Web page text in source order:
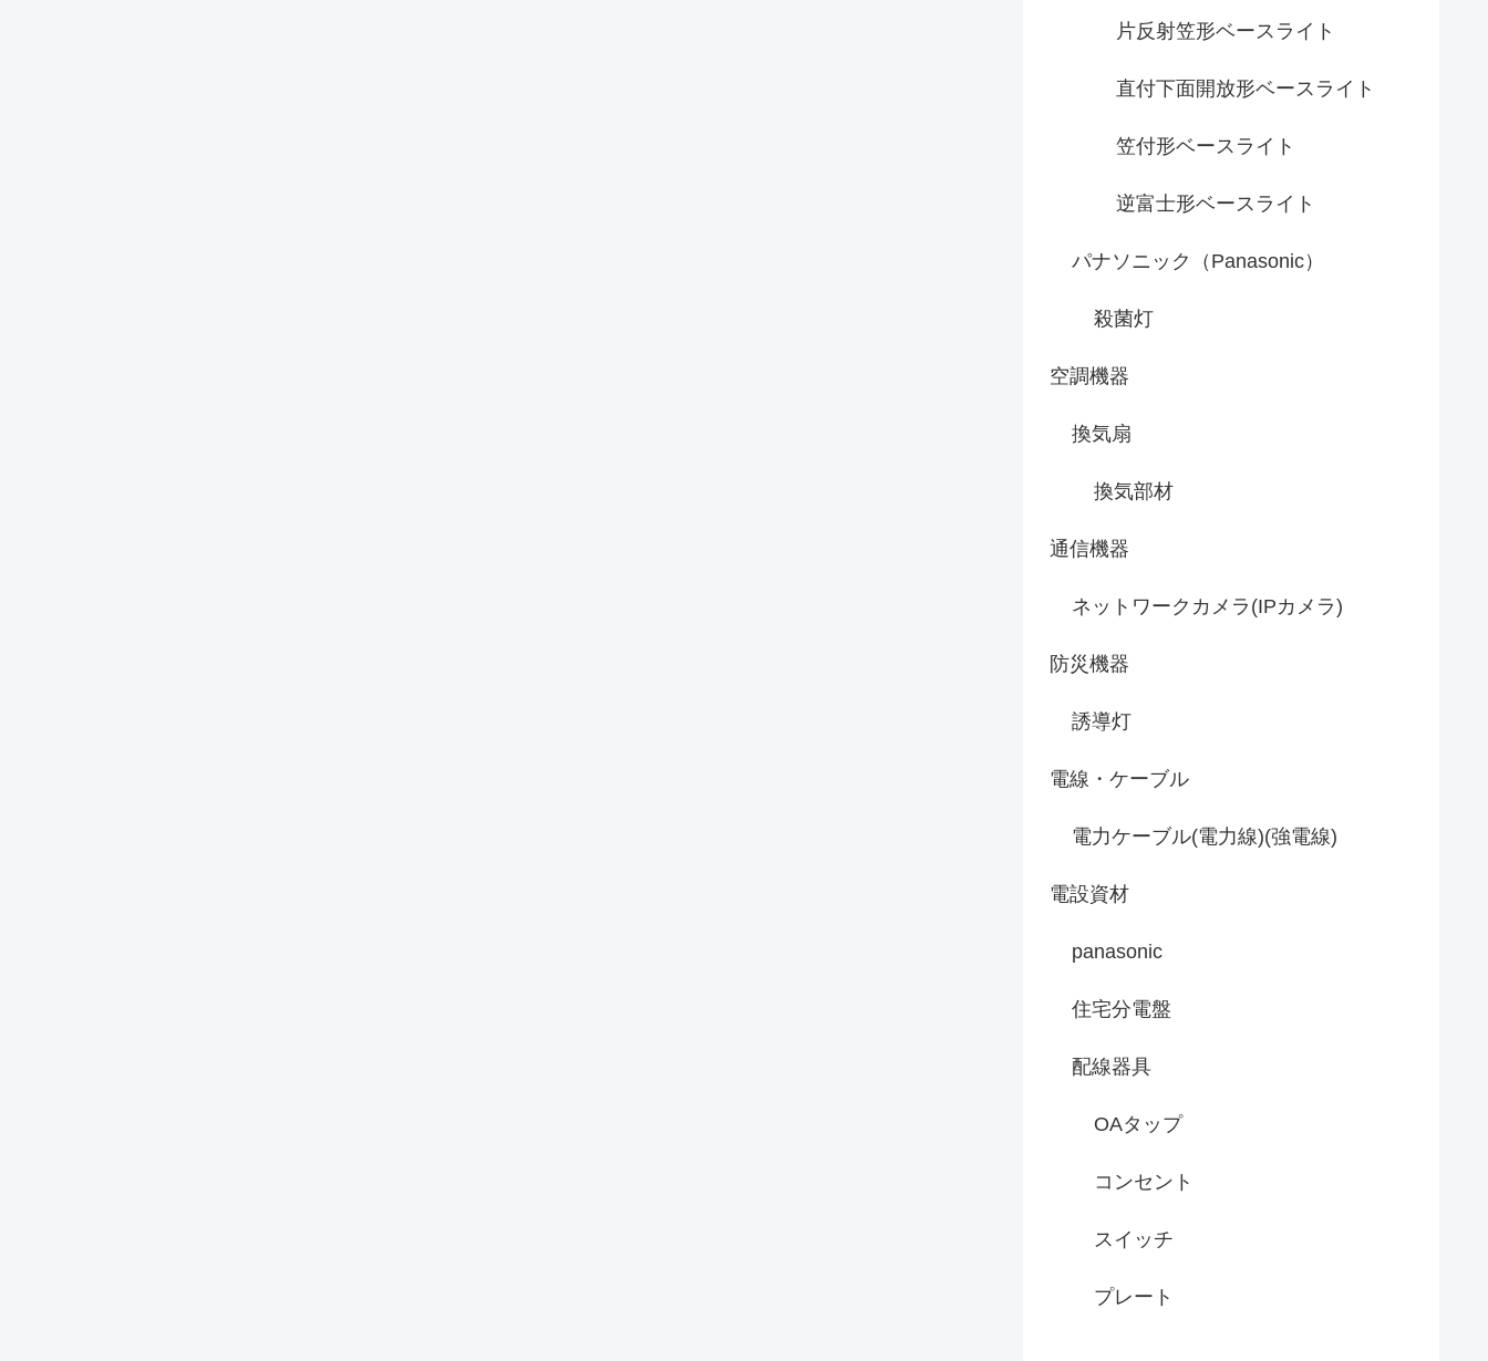
片反射笠形ベースライト
直付下面開放形ベースライト
笠付形ベースライト
逆富士形ベースライト
パナソニック（Panasonic）
殺菌灯
空調機器
換気扇
換気部材
通信機器
ネットワークカメラ(IPカメラ)
防災機器
誘導灯
電線・ケーブル
電力ケーブル(電力線)(強電線)
電設資材
panasonic
住宅分電盤
配線器具
OAタップ
コンセント
スイッチ
プレート